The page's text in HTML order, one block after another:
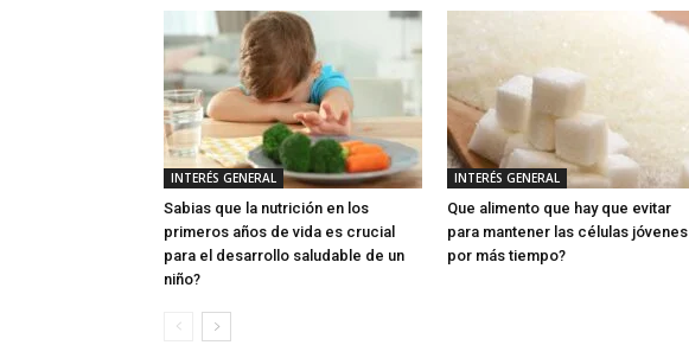
INTERÉS GENERAL
Sabias que la nutrición en los
primeros años de vida es crucial
para el desarrollo saludable de un
niño?
INTERÉS GENERAL
Que alimento que hay que evitar
para mantener las células jóvenes
por más tiempo?